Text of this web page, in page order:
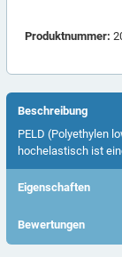
Produktnummer:
Beschreibung
PELD (Polyethylen
hochelastisch ist
Eigenschaften
Bewertungen